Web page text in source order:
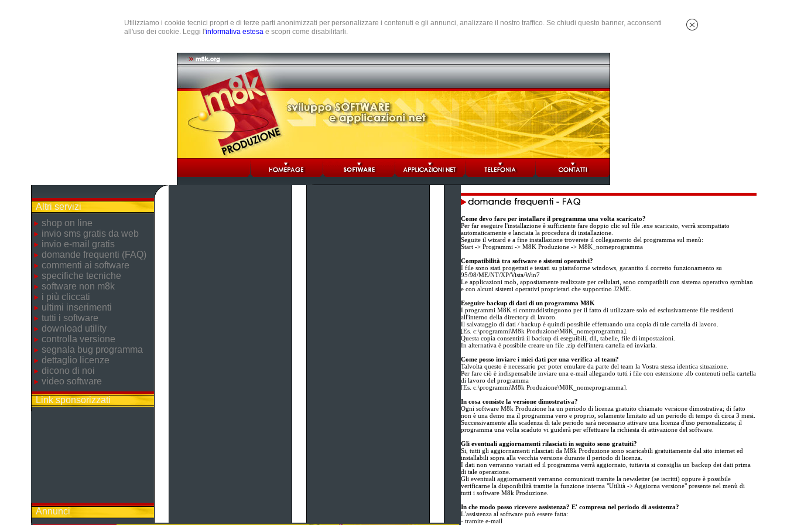
Utilizziamo i cookie tecnici propri e di terze parti anonimizzati per personalizzare i contenuti e gli annunci, analizzare il nostro traffico. Se chiudi questo banner, acconsenti
all'uso dei cookie. Leggi l'informativa estesa e scopri come disabilitarli.
Altri servizi
shop on line
invio sms gratis da web
invio e-mail gratis
domande frequenti (FAQ)
commenti ai software
specifiche tecniche
software non m8k
i più cliccati
ultimi inserimenti
tutti i software
download utility
controlla versione
segnala bug programma
dettaglio licenze
dicono di noi
video software
Link sponsorizzati
Annunci
Come devo fare per installare il programma una volta scaricato?
Per far eseguire l'installazione è sufficiente fare doppio clic sul file .exe scaricato, verrà scompattato
automaticamente e lanciata la procedura di installazione.
Seguite il wizard e a fine installazione troverete il collegamento del programma sul menù:
Start -> Programmi -> M8K Produzione -> M8K_nomeprogramma
Compatibilità tra software e sistemi operativi?
I file sono stati progettati e testati su piattaforme windows, garantito il corretto funzionamento su
95/98/ME/NT/XP/Vista/Win7
Le applicazioni mob, appositamente realizzate per cellulari, sono compatibili con sistema operativo symbian
e con alcuni sistemi operativi proprietari che supportino J2ME.
Eseguire backup di dati di un programma M8K
I programmi M8K si contraddistinguono per il fatto di utilizzare solo ed esclusivamente file residenti
all'interno della directory di lavoro.
Il salvataggio di dati / backup è quindi possibile effettuando una copia di tale cartella di lavoro.
[Es. c:\programmi\M8k Produzione\M8K_nomeprogramma].
Questa copia consentirà il backup di eseguibili, dll, tabelle, file di impostazioni.
In alternativa è possibile creare un file .zip dell'intera cartella ed inviarla.
Come posso inviare i miei dati per una verifica al team?
Talvolta questo è necessario per poter emulare da parte del team la Vostra stessa identica situazione.
Per fare ciò è indispensabile inviare una e-mail allegando tutti i file con estensione .db contenuti nella cartella
di lavoro del programma
[Es. c:\programmi\M8k Produzione\M8K_nomeprogramma].
In cosa consiste la versione dimostrativa?
Ogni software M8k Produzione ha un periodo di licenza gratuito chiamato versione dimostrativa; di fatto
non è una demo ma il programma vero e proprio, solamente limitato ad un periodo di tempo di circa 3 mesi.
Successivamente alla scadenza di tale periodo sarà necessario attivare una licenza d'uso personalizzata; il
programma una volta scaduto vi guiderà per effettuare la richiesta di attivazione del software.
Gli eventuali aggiornamenti rilasciati in seguito sono gratuiti?
Si, tutti gli aggiornamenti rilasciati da M8k Produzione sono scaricabili gratuitamente dal sito internet ed
installabili sopra alla vecchia versione durante il periodo di licenza.
I dati non verranno variati ed il programma verrà aggiornato, tuttavia si consiglia un backup dei dati prima
di tale operazione.
Gli eventuali aggiornamenti verranno comunicati tramite la newsletter (se iscritti) oppure è possibile
verificarne la disponibilità tramite la funzione interna "Utilità -> Aggiorna versione" presente nel menù di
tutti i software M8k Produzione.
In che modo posso ricevere assistenza? E' compresa nel periodo di assistenza?
L'assistenza al software può essere fatta:
- tramite e-mail